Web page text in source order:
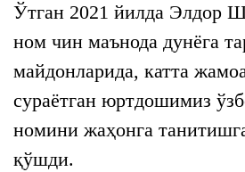
Ўтган 2021 йилда Элдор
ном чин маънода дунёга
майдонларида, катта
сураётган юртдошимиз
номини жаҳонга
қўшди.